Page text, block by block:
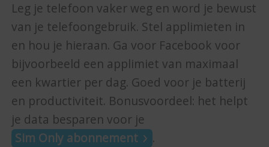
Leg je telefoon vaker weg en word je bewust
van je telefoongebruik. Stel applimieten in
en hou je hieraan. Ga voor Facebook voor
bijvoorbeeld een applimiet van maximaal
een kwartier per dag. Goed voor je batterij
en productiviteit. Bonusvoordeel: het helpt
je data besparen voor je
Sim Only abonnement
.